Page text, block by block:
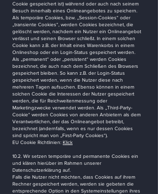
Cookie gespeichert ist) während oder auch nach seinem
Besuch innerhalb eines Onlineangebotes zu speichern.
Als temporäre Cookies, bzw. „Session-Cookies“ oder
„transiente Cookies“, werden Cookies bezeichnet, die
gelöscht werden, nachdem ein Nutzer ein Onlineangebot
verlässt und seinen Browser schließt. In einem solchen
Cookie kann z.B. der Inhalt eines Warenkorbs in einem
Onlineshop oder ein Login-Status gespeichert werden.
Als „permanent“ oder „persistent“ werden Cookies
bezeichnet, die auch nach dem Schließen des Browsers
gespeichert bleiben. So kann z.B. der Login-Status
gespeichert werden, wenn die Nutzer diese nach
mehreren Tagen aufsuchen. Ebenso können in einem
solchen Cookie die Interessen der Nutzer gespeichert
werden, die für Reichweitenmessung oder
Marketingzwecke verwendet werden. Als „Third-Party-
Cookie“ werden Cookies von anderen Anbietern als dem
Verantwortlichen, der das Onlineangebot betreibt,
bezeichnet (andernfalls, wenn es nur dessen Cookies
sind spricht man von „First-Party Cookies“).
EU Cookie Richtlinien: Klick
10.2. Wir setzen temporäre und permanente Cookies ein
und klären hierüber im Rahmen unserer
Datenschutzerklärung auf.
Falls die Nutzer nicht möchten, dass Cookies auf ihrem
Rechner gespeichert werden, werden sie gebeten die
entsprechende Option in den Systemeinstellungen ihres